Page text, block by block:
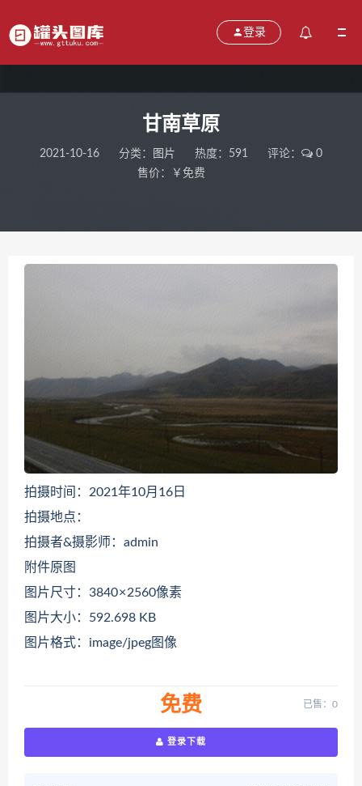
登录
甘南草原
2021-10-16 分类： 图片 热度：591 评论：
0
售价：￥免费
拍摄时间：2021年10月16日
拍摄地点：
拍摄者&摄影师：admin
附件原图
图片尺寸：3840 × 2560像素
图片大小：592.698 KB
图片格式：image/jpeg图像
免费 已售：0
登录下载